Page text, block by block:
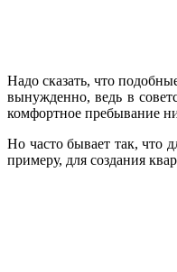
Надо сказать, что
вынужденно, ведь в
комфортное пребывание
Но часто бывает так, что
примеру, для создания